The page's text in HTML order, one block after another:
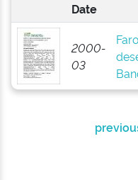
Date
2000-
03